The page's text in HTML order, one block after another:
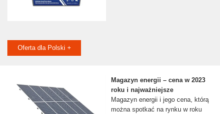
Oferta dla Polski +
Magazyn energii – cena w 2023
roku i najważniejsze
Magazyn energii i jego cena, którą
można spotkać na rynku w roku